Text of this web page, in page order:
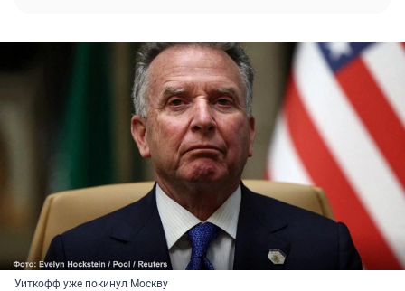
Уиткофф уже покинул Москву